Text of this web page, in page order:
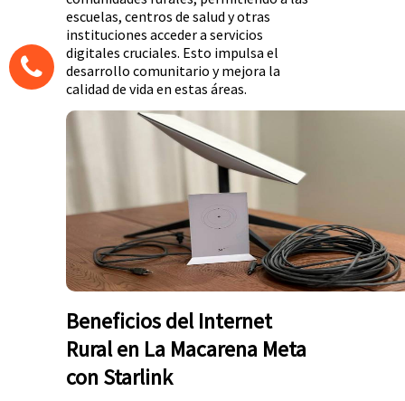
escuelas, centros de salud y otras
instituciones acceder a servicios
digitales cruciales. Esto impulsa el
desarrollo comunitario y mejora la
calidad de vida en estas áreas.
Beneficios del Internet
Rural en La Macarena Meta
con Starlink